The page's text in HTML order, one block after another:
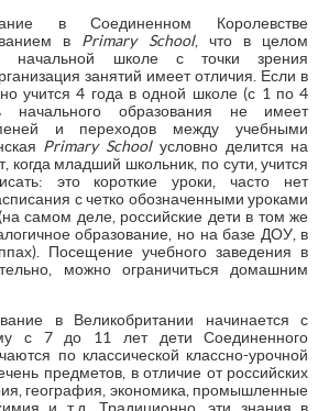
в Соединенном Королевстве
в Primary School, что в целом
начальной школе с точки зрения
занятий имеет отличия. Если в
учится 4 года в одной школе (с 1 по 4
начального образования не имеет
и переходов между учебными
Primary Schoolусловно делится на
когда младший школьник, по сути, учится
это короткие уроки, часто нет
с четко обозначенными уроками
самом деле, российские дети в том же
образование, но на базе ДОУ, в
Посещение учебного заведения в
можно ограничиться домашним
в Великобритании начинается с
с 7 до 11 лет дети Соединенного
по классической классно-урочной
предметов, в отличие от российских
география, экономика, промышленные
и т.д. Традиционно, эти знания в